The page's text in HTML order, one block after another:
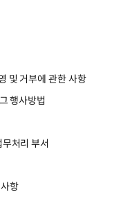
및 거부에 관한 사항
행사방법
처리 부서
항